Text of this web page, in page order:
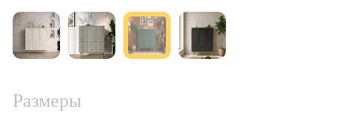
Размеры